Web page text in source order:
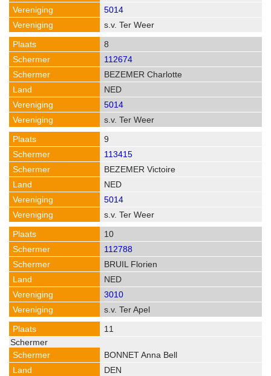
5014
s.v. Ter Weer
8
112674
BEZEMER Charlotte
NED
5014
s.v. Ter Weer
9
113415
BEZEMER Victoire
NED
5014
s.v. Ter Weer
10
112788
BRUIL Florien
NED
3010
s.v. Ter Apel
11
BONNET Anna Bell
DEN